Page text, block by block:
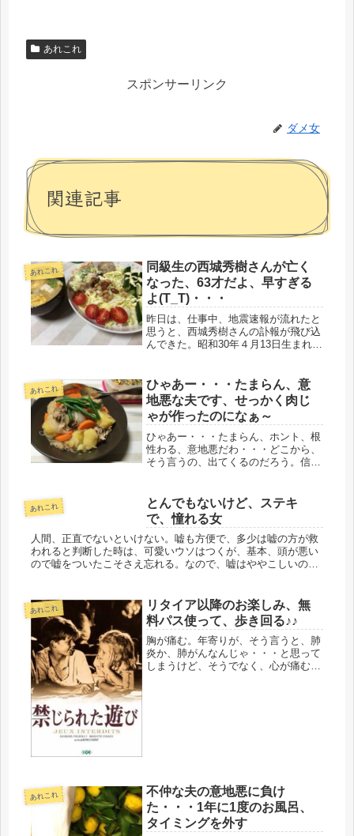
あれこれ
スポンサーリンク
ダメ女
関連記事
あれこれ
同級生の西城秀樹さんが亡く
なった、63才だよ、早すぎる
よ(T_T)・・・
昨日は、仕事中、地震速報が流れたと
思うと、西城秀樹さんの訃報が飛び込
んできた。昭和30年４月13日生まれ、
いたので、もっと年上かと思っていた
ら、まだ63才の誕生日を迎えた...
あれこれ
ひゃあー・・・たまらん、意
地悪な夫です、せっかく肉じ
ゃが作ったのになぁ～
ひゃあー・・・たまらん、ホント、根
性わる、意地悪だわ・・・どこから、
そう言うの、出てくるのだろう。信じ
昨日は、よく働いた。家事に、庭の雑
草抜き、サクサク片づけた。台風が...
あれこれ
とんでもないけど、ステキ
で、憧れる女
人間、正直でないといけない。嘘も方便で、多少は嘘の方が救
われると判断した時は、可愛いウソはつくが、基本、頭が悪い
ので嘘をついたこそさえ忘れる。なので、嘘はややこしいので
あれこれ
リタイア以降のお楽しみ、無
料パス使って、歩き回る♪♪
胸が痛む。年寄りが、そう言うと、肺
炎か、肺がんなんじゃ・・・と思って
しまうけど、そうでなく、心が痛む。
あれこれ
不仲な夫の意地悪に負け
た・・・1年に1度のお風呂、
タイミングを外す